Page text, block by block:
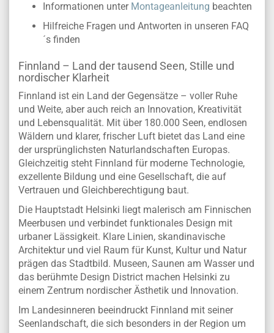
Informationen unter Montageanleitung beachten
Hilfreiche Fragen und Antworten in unseren FAQ
´s finden
Finnland – Land der tausend Seen, Stille und
nordischer Klarheit
Finnland ist ein Land der Gegensätze – voller Ruhe
und Weite, aber auch reich an Innovation, Kreativität
und Lebensqualität. Mit über 180.000 Seen, endlosen
Wäldern und klarer, frischer Luft bietet das Land eine
der ursprünglichsten Naturlandschaften Europas.
Gleichzeitig steht Finnland für moderne Technologie,
exzellente Bildung und eine Gesellschaft, die auf
Vertrauen und Gleichberechtigung baut.
Die Hauptstadt Helsinki liegt malerisch am Finnischen
Meerbusen und verbindet funktionales Design mit
urbaner Lässigkeit. Klare Linien, skandinavische
Architektur und viel Raum für Kunst, Kultur und Natur
prägen das Stadtbild. Museen, Saunen am Wasser und
das berühmte Design District machen Helsinki zu
einem Zentrum nordischer Ästhetik und Innovation.
Im Landesinneren beeindruckt Finnland mit seiner
Seenlandschaft, die sich besonders in der Region um